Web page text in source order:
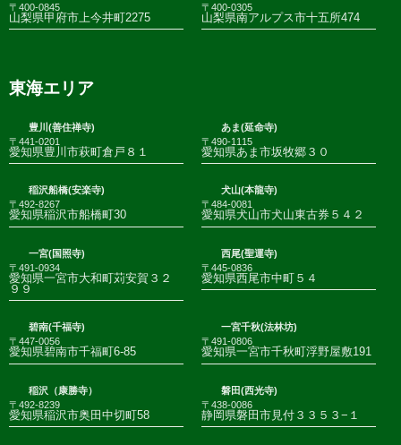
〒400-0845
山梨県甲府市上今井町2275
〒400-0305
山梨県南アルプス市十五所474
東海エリア
豊川(善住禅寺)
〒441-0201
愛知県豊川市萩町倉戸８１
あま(延命寺)
〒490-1115
愛知県あま市坂牧郷３０
稲沢船橋(安楽寺)
〒492-8267
愛知県稲沢市船橋町30
犬山(本龍寺)
〒484-0081
愛知県犬山市犬山東古券５４２
一宮(国照寺)
〒491-0934
愛知県一宮市大和町苅安賀３２
９９
西尾(聖運寺)
〒445-0836
愛知県西尾市中町５４
碧南(千福寺)
〒447-0056
愛知県碧南市千福町6-85
一宮千秋(法林坊)
〒491-0806
愛知県一宮市千秋町浮野屋敷191
稲沢（康勝寺）
〒492-8239
愛知県稲沢市奥田中切町58
磐田(西光寺)
〒438-0086
静岡県磐田市見付３３５３−１